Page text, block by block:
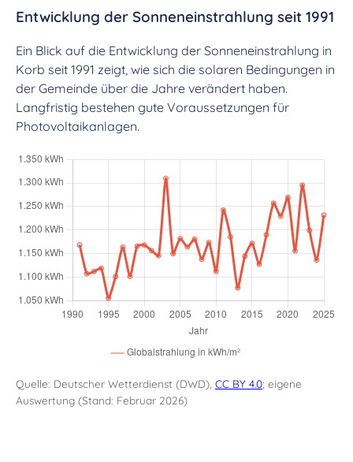
Entwicklung der Sonneneinstrahlung seit 1991
Ein Blick auf die Entwicklung der Sonneneinstrahlung in
Korb seit 1991 zeigt, wie sich die solaren Bedingungen in
der Gemeinde über die Jahre verändert haben.
Langfristig bestehen gute Voraussetzungen für
Photovoltaikanlagen.
Quelle: Deutscher Wetterdienst (DWD), CC BY 4.0; eigene
Auswertung (Stand: Februar 2026)